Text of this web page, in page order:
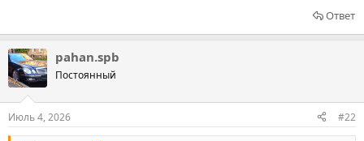
Ответ
pahan.spb
Постоянный
Июль 4, 2026 #22